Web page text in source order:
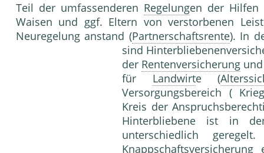
Teil der umfassenderen Regelungen der Hilfen
Waisen und ggf. Eltern von verstorbenen
Neuregelung anstand (Partnerschaftsrente). In
sind
der Rentenversicherung
für Landwirte (
Versorgungsbereich (
Kreis der
Hinterbliebene ist in
unterschiedlich
Knappschaftsversicherung